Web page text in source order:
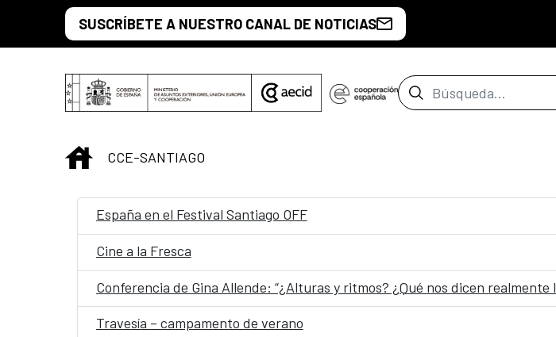
Saltar al contenido principal
SUSCRÍBETE A NUESTRO CANAL DE NOTICIAS
Barra de
INICIO
CCE-SANTIAGO
España en el Festival Santiago OFF
Cine a la Fresca
Conferencia de Gina Allende: “¿Alturas y ritmos? ¿Qué nos dicen
Travesía – campamento de verano